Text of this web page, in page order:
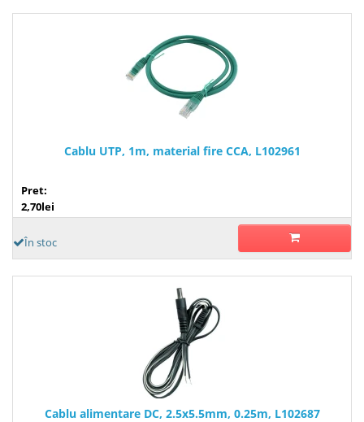
Cablu UTP, 1m, material fire CCA, L102961
Pret:
2,70lei
În stoc
Cablu alimentare DC, 2.5x5.5mm, 0.25m, L102687